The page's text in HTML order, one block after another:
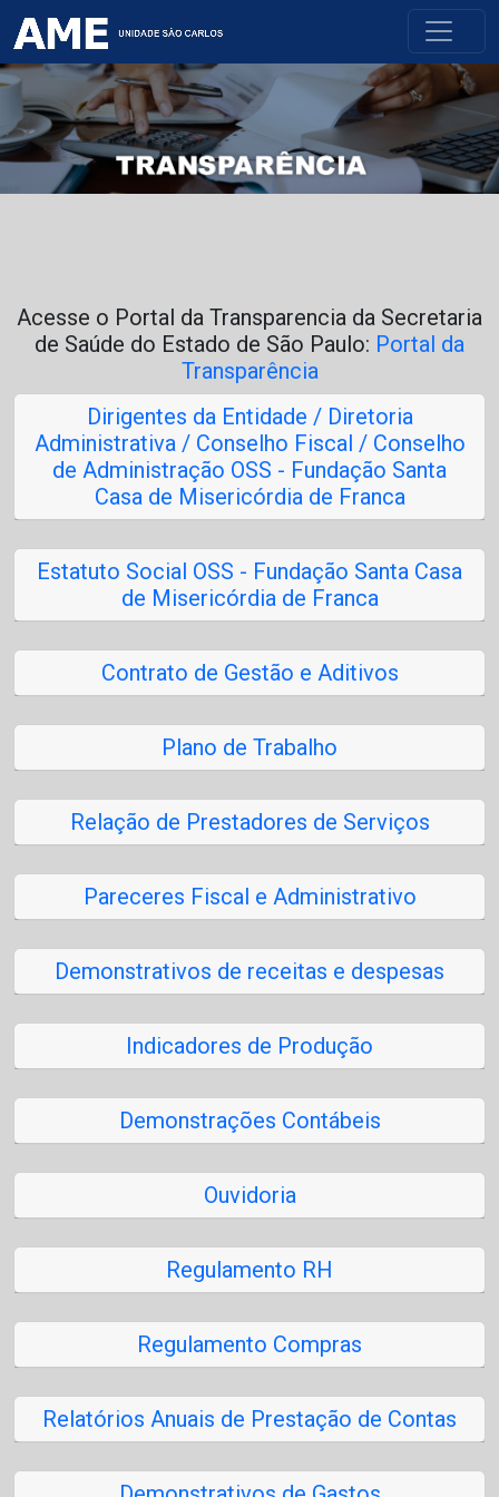
Acesse o Portal da Transparencia da Secretaria
de Saúde do Estado de São Paulo: Portal da
Transparência
Dirigentes da Entidade / Diretoria
Administrativa / Conselho Fiscal / Conselho
de Administração OSS - Fundação Santa
Casa de Misericórdia de Franca
Estatuto Social OSS - Fundação Santa Casa
de Misericórdia de Franca
Contrato de Gestão e Aditivos
Plano de Trabalho
Relação de Prestadores de Serviços
Pareceres Fiscal e Administrativo
Demonstrativos de receitas e despesas
Indicadores de Produção
Demonstrações Contábeis
Ouvidoria
Regulamento RH
Regulamento Compras
Relatórios Anuais de Prestação de Contas